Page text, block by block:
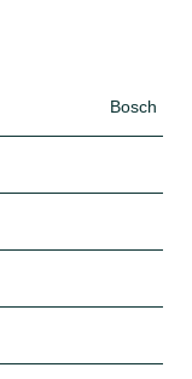
Bosch